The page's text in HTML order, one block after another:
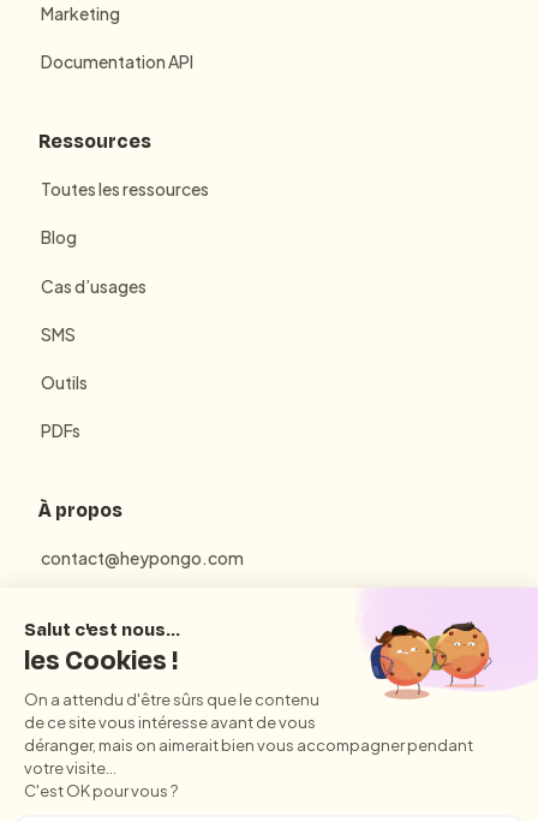
Marketing
Documentation API
Ressources
Toutes les ressources
Blog
Cas d’usages
SMS
Outils
PDFs
À propos
contact@heypongo.com
Politique de Confidentialité
Conditions Générales d'Utilisation et de Vente